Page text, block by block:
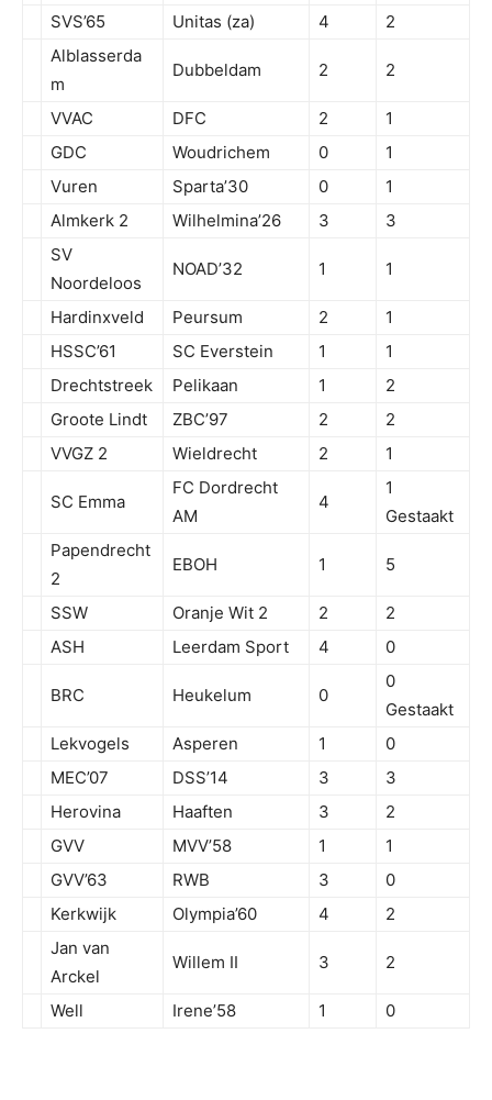
SVS’65
Unitas (za) 4
2
Alblasserda
m
Dubbeldam 2 2
VVAC DFC 2
1
GDC
Woudrichem 0
1
Vuren
Sparta’30 0
1
Almkerk 2
Wilhelmina’26 3
3
SV
Noordeloos
NOAD’32 1 1
Hardinxveld Peursum 2
1
HSSC’61
SC Everstein 1
1
Drechtstreek
Pelikaan 1
2
Groote Lindt
ZBC’97 2
2
VVGZ 2
Wieldrecht 2 1
SC Emma
FC Dordrecht
AM
4
1
Gestaakt
Papendrecht
2
EBOH 1 5
SSW Oranje Wit 2 2
2
ASH
Leerdam Sport 4 0
BRC Heukelum 0
0
Gestaakt
Lekvogels
Asperen 1
0
MEC’07
DSS’14 3
3
Herovina
Haaften 3
2
GVV
MVV’58 1
1
GVV’63
RWB 3
0
Kerkwijk
Olympia’60 4
2
Jan van
Arckel
Willem II 3 2
Well Irene’58 1 0